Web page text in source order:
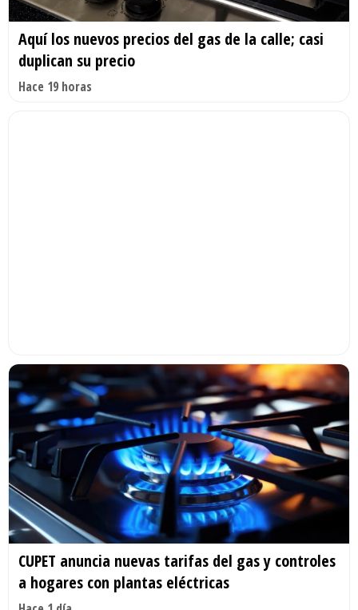
Aquí los nuevos precios del gas de la calle; casi
duplican su precio
Hace 19 horas
CUPET anuncia nuevas tarifas del gas y controles
a hogares con plantas eléctricas